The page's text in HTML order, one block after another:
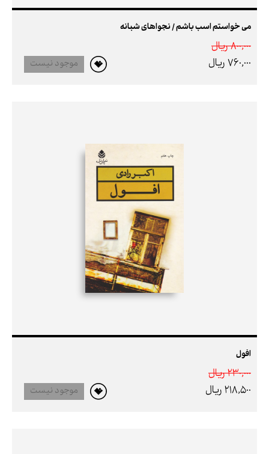
می خواستم اسب باشم / نجواهای شبانه
800,000 ريال
760,000 ريال
موجود نیست
افول
230,000 ريال
218,500 ريال
موجود نیست